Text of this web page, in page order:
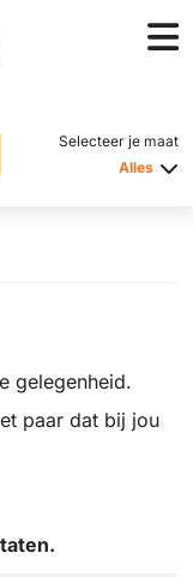
Selecteer je maat
Alles
gelegenheid.
paar dat bij jou